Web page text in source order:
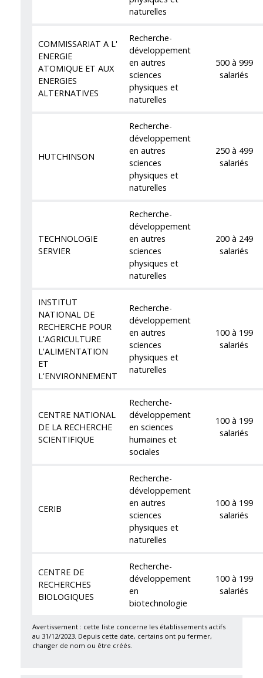
naturelles
COMMISSARIAT A L'
ENERGIE
ATOMIQUE ET AUX
ENERGIES
ALTERNATIVES
Recherche-
développement
en autres
sciences
physiques et
naturelles
500 à 999
salariés
HUTCHINSON
Recherche-
développement
en autres
sciences
physiques et
naturelles
250 à 499
salariés
TECHNOLOGIE
SERVIER
Recherche-
développement
en autres
sciences
physiques et
naturelles
200 à 249
salariés
INSTITUT
NATIONAL DE
RECHERCHE POUR
L'AGRICULTURE
L'ALIMENTATION
ET
L'ENVIRONNEMENT
Recherche-
développement
en autres
sciences
physiques et
naturelles
100 à 199
salariés
CENTRE NATIONAL
DE LA RECHERCHE
SCIENTIFIQUE
Recherche-
développement
en sciences
humaines et
sociales
100 à 199
salariés
CERIB
Recherche-
développement
en autres
sciences
physiques et
naturelles
100 à 199
salariés
CENTRE DE
RECHERCHES
BIOLOGIQUES
Recherche-
développement
en
biotechnologie
100 à 199
salariés
Avertissement : cette liste concerne les établissements actifs
au 31/12/2023. Depuis cette date, certains ont pu fermer,
changer de nom ou être créés.